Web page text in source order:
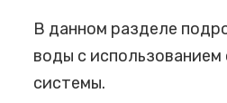
В данном разделе
воды с
системы.